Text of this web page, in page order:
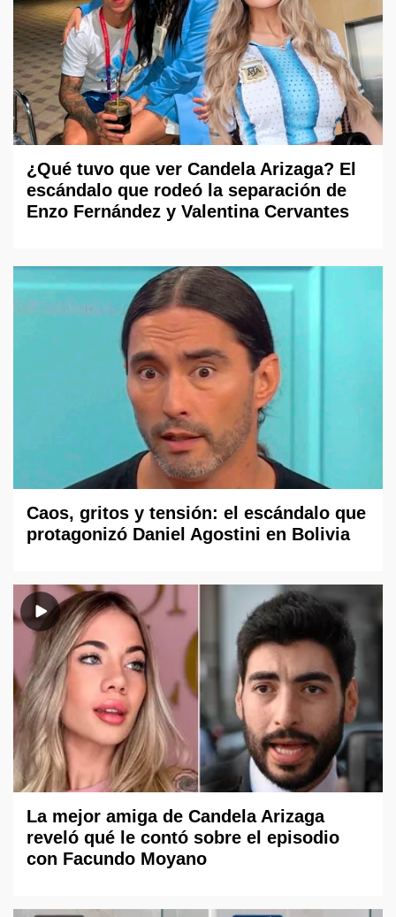
¿Qué tuvo que ver Candela Arizaga? El
escándalo que rodeó la separación de
Enzo Fernández y Valentina Cervantes
Caos, gritos y tensión: el escándalo que
protagonizó Daniel Agostini en Bolivia
La mejor amiga de Candela Arizaga
reveló qué le contó sobre el episodio
con Facundo Moyano